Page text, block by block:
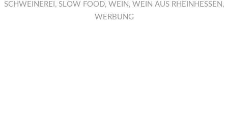
SCHWEINEREI , SLOW FOOD, WEIN , WEIN AUS RHEINHESSEN ,
WERBUNG